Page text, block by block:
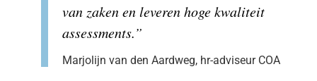
van zaken en leveren hoge kwaliteit
assessments.”
Marjolijn van den Aardweg, hr-adviseur COA